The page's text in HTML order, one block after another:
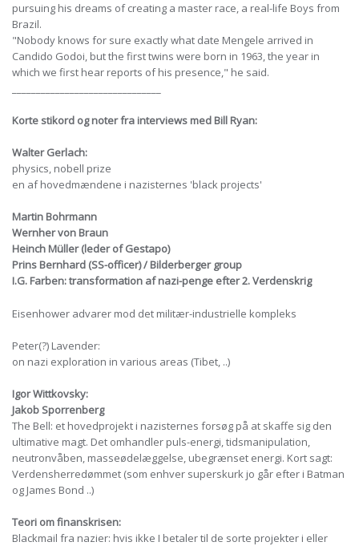
pursuing his dreams of creating a master race, a real-life Boys from
Brazil.
"Nobody knows for sure exactly what date Mengele arrived in
Candido Godoi, but the first twins were born in 1963, the year in
which we first hear reports of his presence," he said.
Korte stikord og noter fra interviews med Bill Ryan:
Walter Gerlach:
physics, nobell prize
en af hovedmændene i nazisternes 'black projects'
Martin Bohrmann
Wernher von Braun
Heinch Müller (leder of Gestapo)
Prins Bernhard (SS-officer) / Bilderberger group
I.G. Farben: transformation af nazi-penge efter 2. Verdenskrig
Eisenhower advarer mod det militær-industrielle kompleks
Peter(?) Lavender:
on nazi exploration in various areas (Tibet, ..)
Igor Wittkovsky:
Jakob Sporrenberg
The Bell: et hovedprojekt i nazisternes forsøg på at skaffe sig den
ultimative magt. Det omhandler puls-energi, tidsmanipulation,
neutronvåben, masseødelæggelse, ubegrænset energi. Kort sagt:
Verdensherredømmet (som enhver superskurk jo går efter i Batman
og James Bond ..)
Teori om finanskrisen:
Blackmail fra nazier: hvis ikke I betaler til de sorte projekter i eller